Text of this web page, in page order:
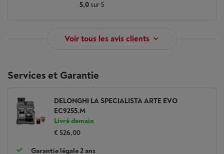
5,0 sur 5
Voir tous les avis clients
Services et Garantie
DELONGHI LA SPECIALISTA ARTE EVO
EC9255.M
Livré demain
€ 526,00
Garantie légale 2 ans